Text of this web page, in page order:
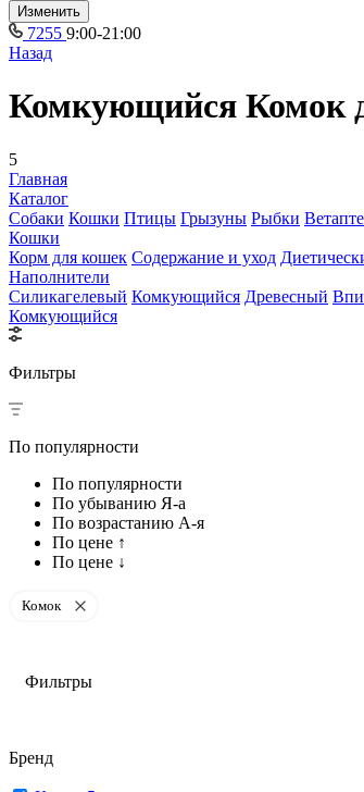
Изменить
7255 9:00-21:00
Назад
Комкующийся Комок
5
Главная
Каталог
Собаки Кошки Птицы Грызуны Рыбки
Кошки
Корм для кошек Содержание и уход
Наполнители
Силикагелевый Комкующийся Древесный
Комкующийся
Фильтры
По популярности
По популярности
По убыванию Я-а
По возрастанию А-я
По цене ↑
По цене ↓
Комок
Фильтры
Бренд